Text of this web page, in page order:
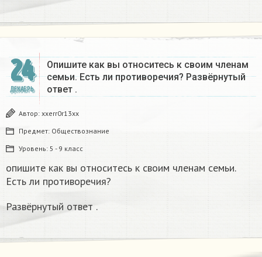
24
ДЕКАБРЬ
Опишите как вы относитесь к своим членам
семьи. Есть ли противоречия? Развёрнутый
ответ .
Автор: xxerr0r13xx
Предмет: Обществознание
Уровень: 5 - 9 класс
опишите как вы относитесь к своим членам семьи.
Есть ли противоречия?
Развёрнутый ответ .